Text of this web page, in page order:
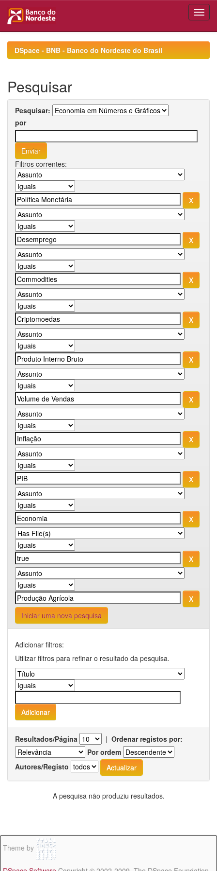
navigationDSpace - BNB - Banco do Nordeste do Brasil
Pesquisar
Pesquisar:
por
Filtros correntes:
Iniciar uma nova pesquisa
Adicionar filtros:
Utilizar filtros para refinar o resultado da pesquisa.
Resultados/Página | Ordenar registos por:
Por ordem
Autores/Registo
A pesquisa não produziu resultados.
Theme by